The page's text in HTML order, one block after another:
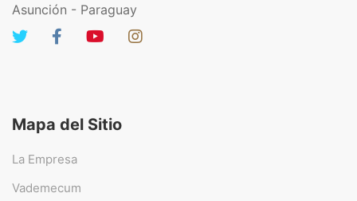
Asunción - Paraguay
Mapa del Sitio
La Empresa
Vademecum